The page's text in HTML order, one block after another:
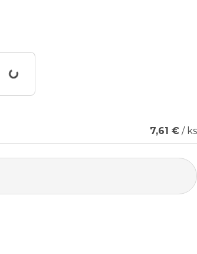
Working...
7,61 € / ks